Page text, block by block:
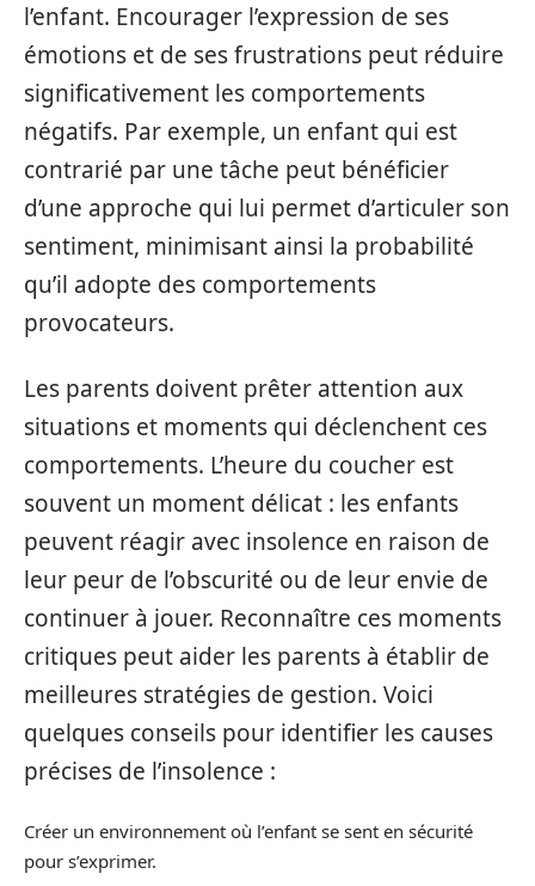
l’enfant. Encourager l’expression de ses
émotions et de ses frustrations peut réduire
significativement les comportements
négatifs. Par exemple, un enfant qui est
contrarié par une tâche peut bénéficier
d’une approche qui lui permet d’articuler son
sentiment, minimisant ainsi la probabilité
qu’il adopte des comportements
provocateurs.
Les parents doivent prêter attention aux
situations et moments qui déclenchent ces
comportements. L’heure du coucher est
souvent un moment délicat : les enfants
peuvent réagir avec insolence en raison de
leur peur de l’obscurité ou de leur envie de
continuer à jouer. Reconnaître ces moments
critiques peut aider les parents à établir de
meilleures stratégies de gestion. Voici
quelques conseils pour identifier les causes
précises de l’insolence :
Créer un environnement où l’enfant se sent en sécurité
pour s’exprimer.